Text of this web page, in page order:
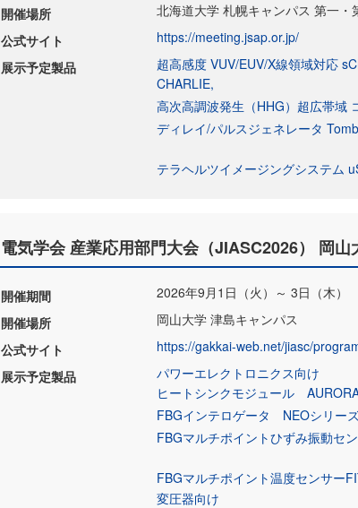
開催場所
北海道大学 札幌キャンパス 第一・
公式サイト
https://meeting.jsap.or.jp/
展示予定製品
超高感度 VUV/EUV/X線領域対応
CHARLIE
高次高調波発生（HHG）超広帯域
ディレイ/パルスジェネレータ
テラヘルツイメージングシステム
電気学会 産業応用部門大会（JIASC2026） 岡山
開催期間
2026年9月1日（火）～ 3日（木）
開催場所
岡山大学 津島キャンパス
公式サイト
https://gakkai-web.net/jiasc/
展示予定製品
パワーエレクトロニクス向け
ヒートシンクモジュール
FBGインテロゲータ NEOシリー
FBGマルチポイントひずみ振動セ
FBGマルチポイント温度センサー
変圧器向け